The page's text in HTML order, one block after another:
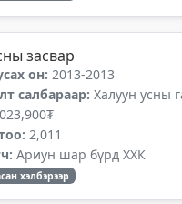
засвар
он: 2013-2013
салбараар: Халуун усны
2,011
Ариун шар бүрд ХХК
хэлбэрээр